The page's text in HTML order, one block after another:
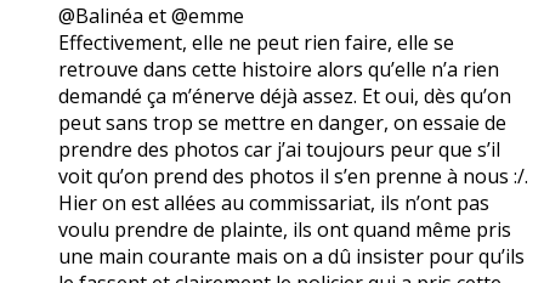
@Balinéa et @emme
Effectivement, elle ne peut rien faire, elle se
retrouve dans cette histoire alors qu’elle n’a rien
demandé ça m’énerve déjà assez. Et oui, dès qu’on
peut sans trop se mettre en danger, on essaie de
prendre des photos car j’ai toujours peur que s’il
voit qu’on prend des photos il s’en prenne à nous :/.
Hier on est allées au commissariat, ils n’ont pas
voulu prendre de plainte, ils ont quand même pris
une main courante mais on a dû insister pour qu’ils